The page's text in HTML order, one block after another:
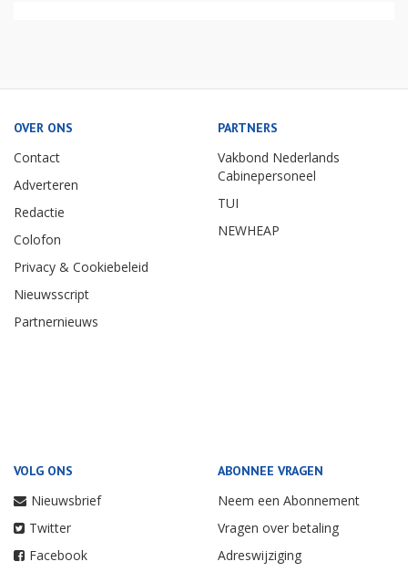
OVER ONS
Contact
Adverteren
Redactie
Colofon
Privacy & Cookiebeleid
Nieuwsscript
Partnernieuws
PARTNERS
Vakbond Nederlands
Cabinepersoneel
TUI
NEWHEAP
VOLG ONS
Nieuwsbrief
Twitter
Facebook
ABONNEE VRAGEN
Neem een Abonnement
Vragen over betaling
Adreswijziging